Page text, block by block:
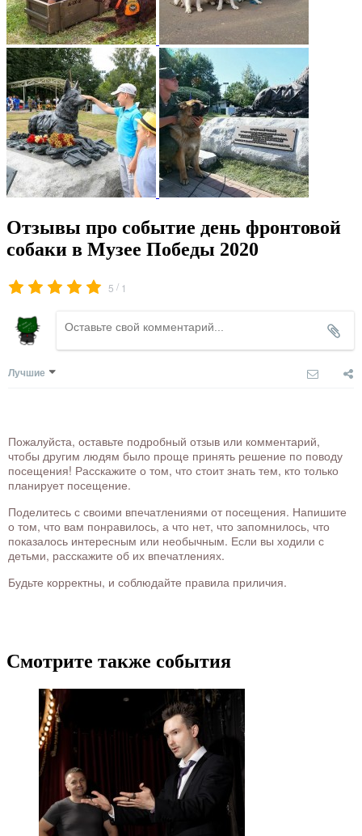
Отзывы про событие день фронтовой
собаки в Музее Победы 2020
5 / 1
Лучшие
Пожалуйста, оставьте подробный отзыв или комментарий,
чтобы другим людям было проще принять решение по поводу
посещения! Расскажите о том, что стоит знать тем, кто только
планирует посещение.
Поделитесь с своими впечатлениями от посещения. Напишите
о том, что вам понравилось, а что нет, что запомнилось, что
показалось интересным или необычным. Если вы ходили с
детьми, расскажите об их впечатлениях.
Будьте корректны, и соблюдайте правила приличия.
Смотрите также события